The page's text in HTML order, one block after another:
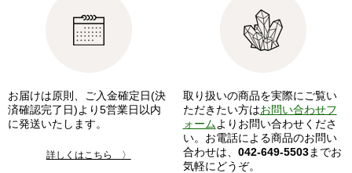
お届けは原則、ご入金確定日(決
済確認完了日)より5営業日以内
に発送いたします。
詳しくはこちら 〉
取り扱いの商品を実際にご覧い
ただきたい方はお問い合わせフ
ォームよりお問い合わせくださ
い。お電話による商品のお問い
合わせは、 042-649-5503までお
気軽にどうぞ。